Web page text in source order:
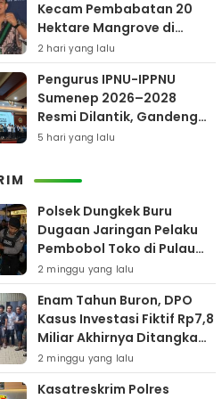
Kecam Pembabatan 20
Hektare Mangrove di
Bengkalis
2 hari yang lalu
Pengurus IPNU-IPPNU
Sumenep 2026–2028
Resmi Dilantik, Gandeng
Kampus Lewat Program
5 hari yang lalu
Polsek Dungkek Buru
Dugaan Jaringan Pelaku
Pembobol Toko di Pulau
Gili Iyang
2 minggu yang lalu
Enam Tahun Buron, DPO
Kasus Investasi Fiktif Rp7,8
Miliar Akhirnya Ditangkap
Polres Pamekasan
2 minggu yang lalu
Kasatreskrim Polres